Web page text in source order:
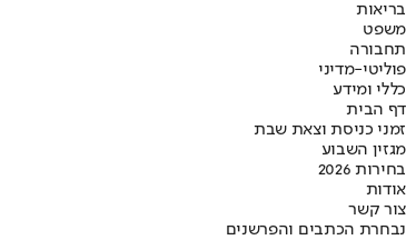
בריאות
משפט
תחבורה
פוליטי-מדיני
כללי ומידע
דף הבית
זמני כניסת וצאת שבת
מגזין השבוע
בחירות 2026
אודות
צור קשר
נבחרת הכתבים והפרשנים